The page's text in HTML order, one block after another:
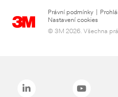
Právní podmínky
Nastavení cookies
© 3M 2026. Všechna